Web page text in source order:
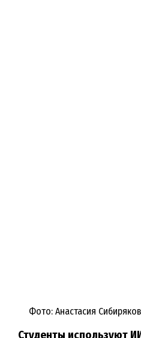
Фото: Анастасия
Студенты используют